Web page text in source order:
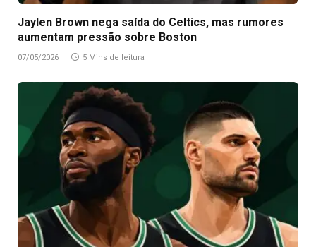
Jaylen Brown nega saída do Celtics, mas rumores
aumentam pressão sobre Boston
07/05/2026 5 Mins de leitura